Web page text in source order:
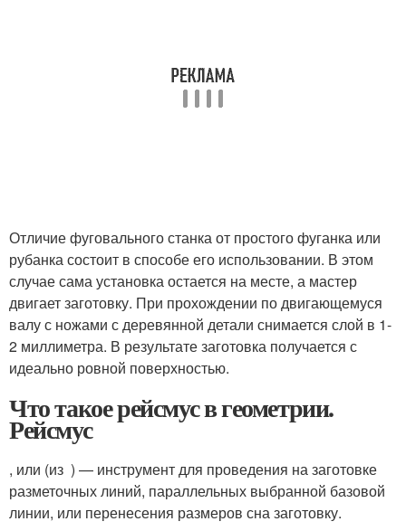
Отличие фуговального станка от простого фуганка или
рубанка состоит в способе его использовании. В этом
случае сама установка остается на месте, а мастер
двигает заготовку. При прохождении по двигающемуся
валу с ножами с деревянной детали снимается слой в 1-
2 миллиметра. В результате заготовка получается с
идеально ровной поверхностью.
Что такое рейсмус в геометрии.
Рейсмус
, или (из ) — инструмент для проведения на заготовке
разметочных линий, параллельных выбранной базовой
линии, или перенесения размеров сна заготовку.